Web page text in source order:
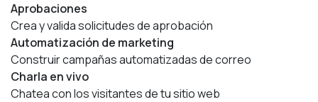
Aprobaciones
Crea y valida solicitudes de aprobación
Automatización de marketing
Construir campañas automatizadas de correo
Charla en vivo
Chatea con los visitantes de tu sitio web